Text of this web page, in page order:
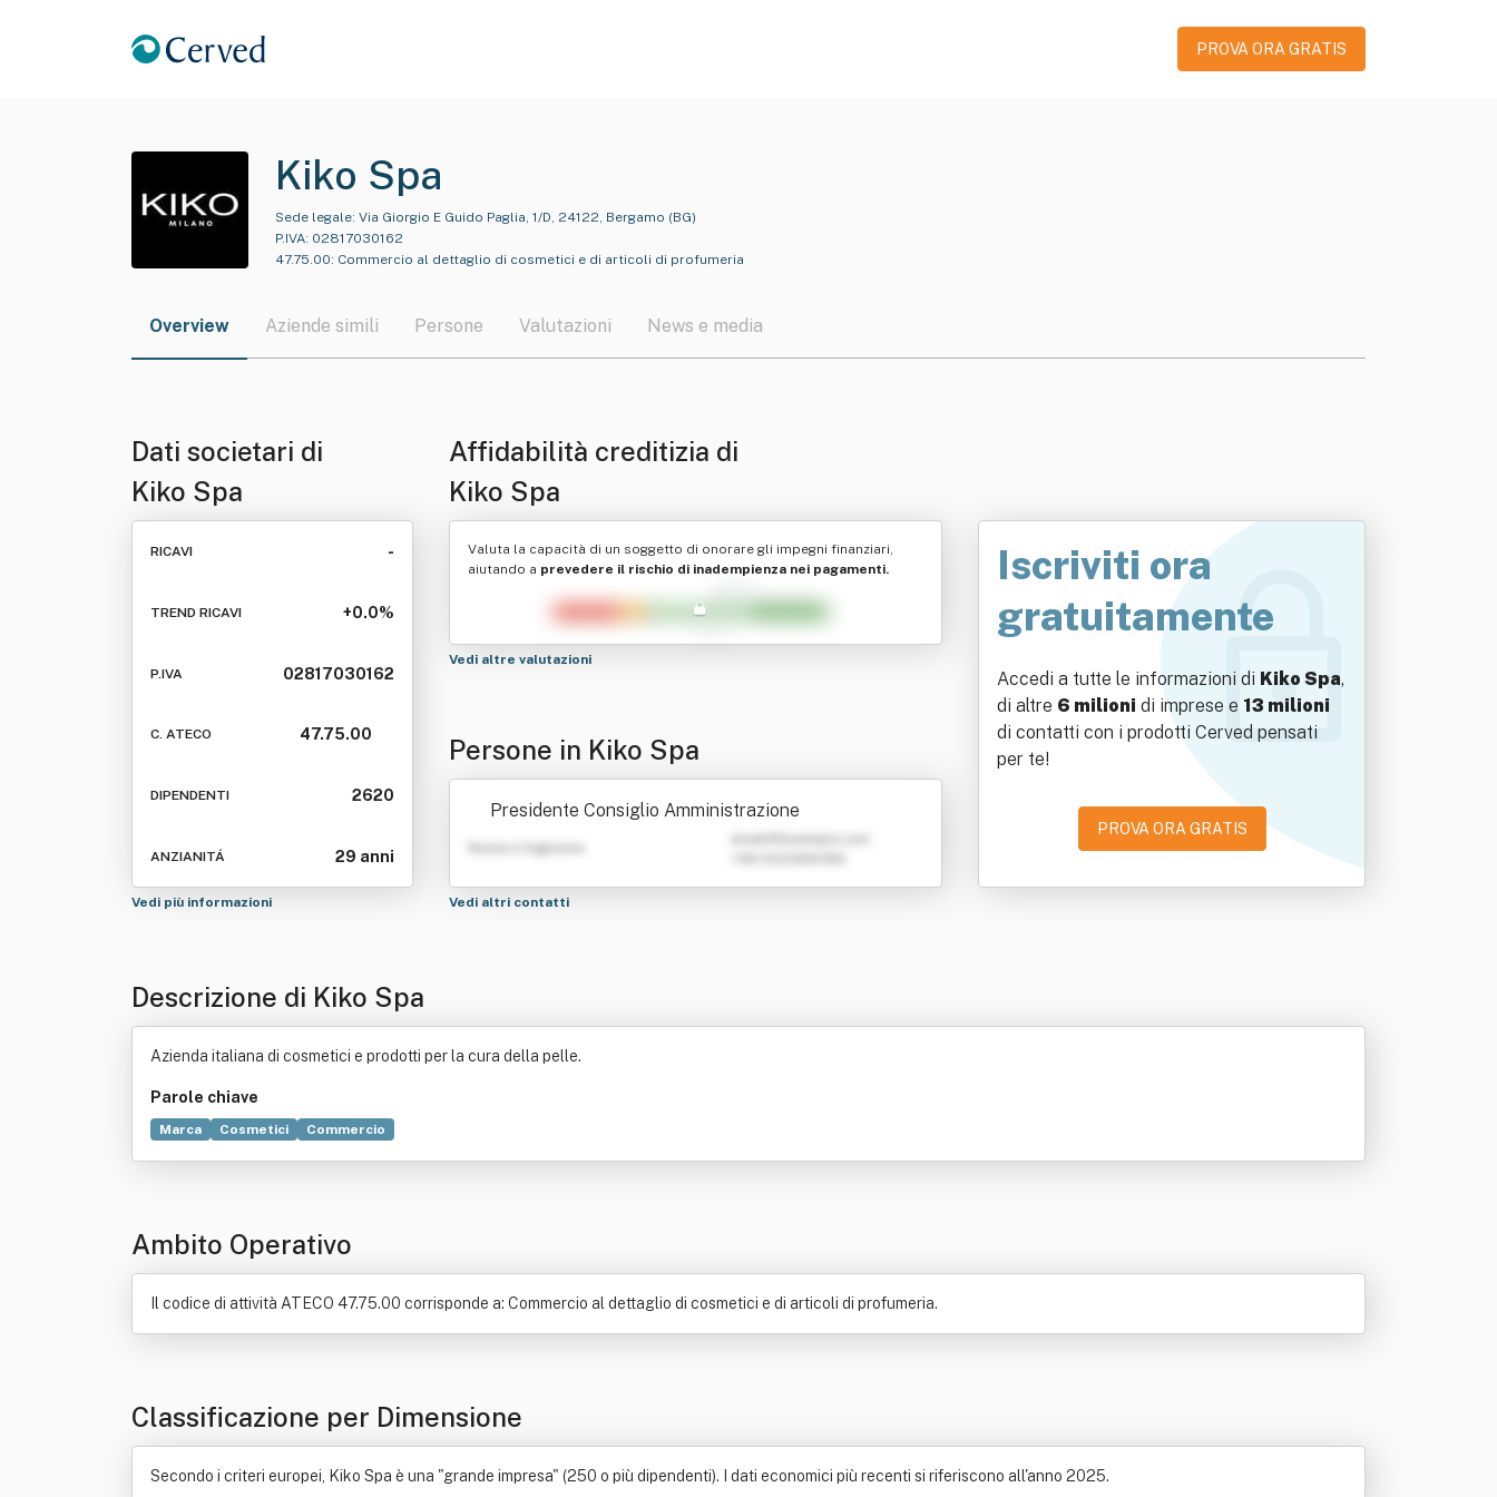
PROVA ORA GRATIS
Kiko Spa
Sede legale: Via Giorgio E Guido Paglia, 1/D, 24122, Bergamo (BG)
P.IVA: 02817030162
47.75.00: Commercio al dettaglio di cosmetici e di articoli di profumeria
Overview Aziende simili Persone Valutazioni News e media
Dati societari di
Kiko Spa
RICAVI -
TREND RICAVI +0.0%
P.IVA 02817030162
C. ATECO 47.75.00
DIPENDENTI 2620
ANZIANITÁ 29 anni
Vedi più informazioni
Affidabilità creditizia di
Kiko Spa
Valuta la capacità di un soggetto di onorare gli impegni finanziari,
aiutando a prevedere il rischio di inadempienza nei pagamenti.
Vedi altre valutazioni
Persone in Kiko Spa
Presidente Consiglio Amministrazione
Nome e Cognome
Vedi altri contatti
Iscriviti ora
gratuitamente
Accedi a tutte le informazioni di Kiko Spa,
di altre 6 milioni di imprese e 13 milioni
di contatti con i prodotti Cerved pensati
per te!
PROVA ORA GRATIS
Descrizione di Kiko Spa
Azienda italiana di cosmetici e prodotti per la cura della pelle.
Parole chiave
Marca Cosmetici Commercio
Ambito Operativo
Il codice di attività ATECO 47.75.00 corrisponde a: Commercio al dettaglio di cosmetici e di articoli di profumeria.
Classificazione per Dimensione
Secondo i criteri europei, Kiko Spa è una "grande impresa" (250 o più dipendenti). I dati economici più recenti si riferiscono all'anno 2025.